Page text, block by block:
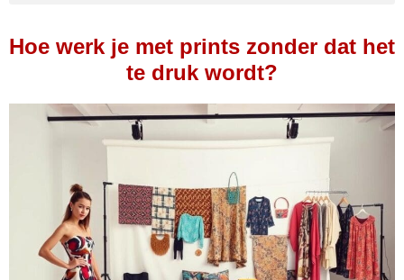
Hoe werk je met prints zonder dat het
te druk wordt?